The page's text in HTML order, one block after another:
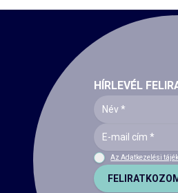
HÍRLEVÉL
Az Adatkezelési